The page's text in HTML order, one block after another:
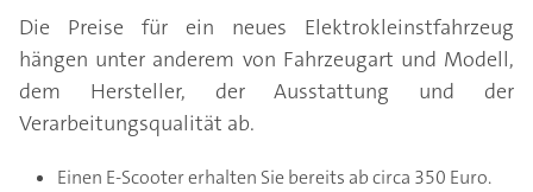
Die Preise für ein neues Elektrokleinstfahrzeug
hängen unter anderem von Fahrzeugart und Modell,
dem Hersteller, der Ausstattung und der
Verarbeitungsqualität ab.
Einen E-Scooter erhalten Sie bereits ab circa 350 Euro.